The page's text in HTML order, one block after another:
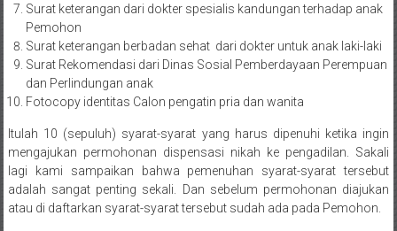
Baso/
Payakumbung/
Tanjung
pati/
Sarilamak/
air/
Pasaman/
Kapur
IX/
Surat keterangan dari dokter spesialis kandungan terhadap anak
Pemohon
Surat keterangan berbadan sehat dari dokter untuk anak laki-laki
Surat Rekomendasi dari Dinas Sosial Pemberdayaan Perempuan
dan Perlindungan anak
Fotocopy identitas Calon pengatin pria dan wanita
Itulah 10 (sepuluh) syarat-syarat yang harus dipenuhi ketika ingin
mengajukan permohonan dispensasi nikah ke pengadilan. Sakali
lagi kami sampaikan bahwa pemenuhan syarat-syarat tersebut
adalah sangat penting sekali. Dan sebelum permohonan diajukan
atau di daftarkan syarat-syarat tersebut sudah ada pada Pemohon.